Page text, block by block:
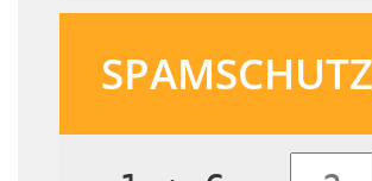
SPAMSCHUTZ